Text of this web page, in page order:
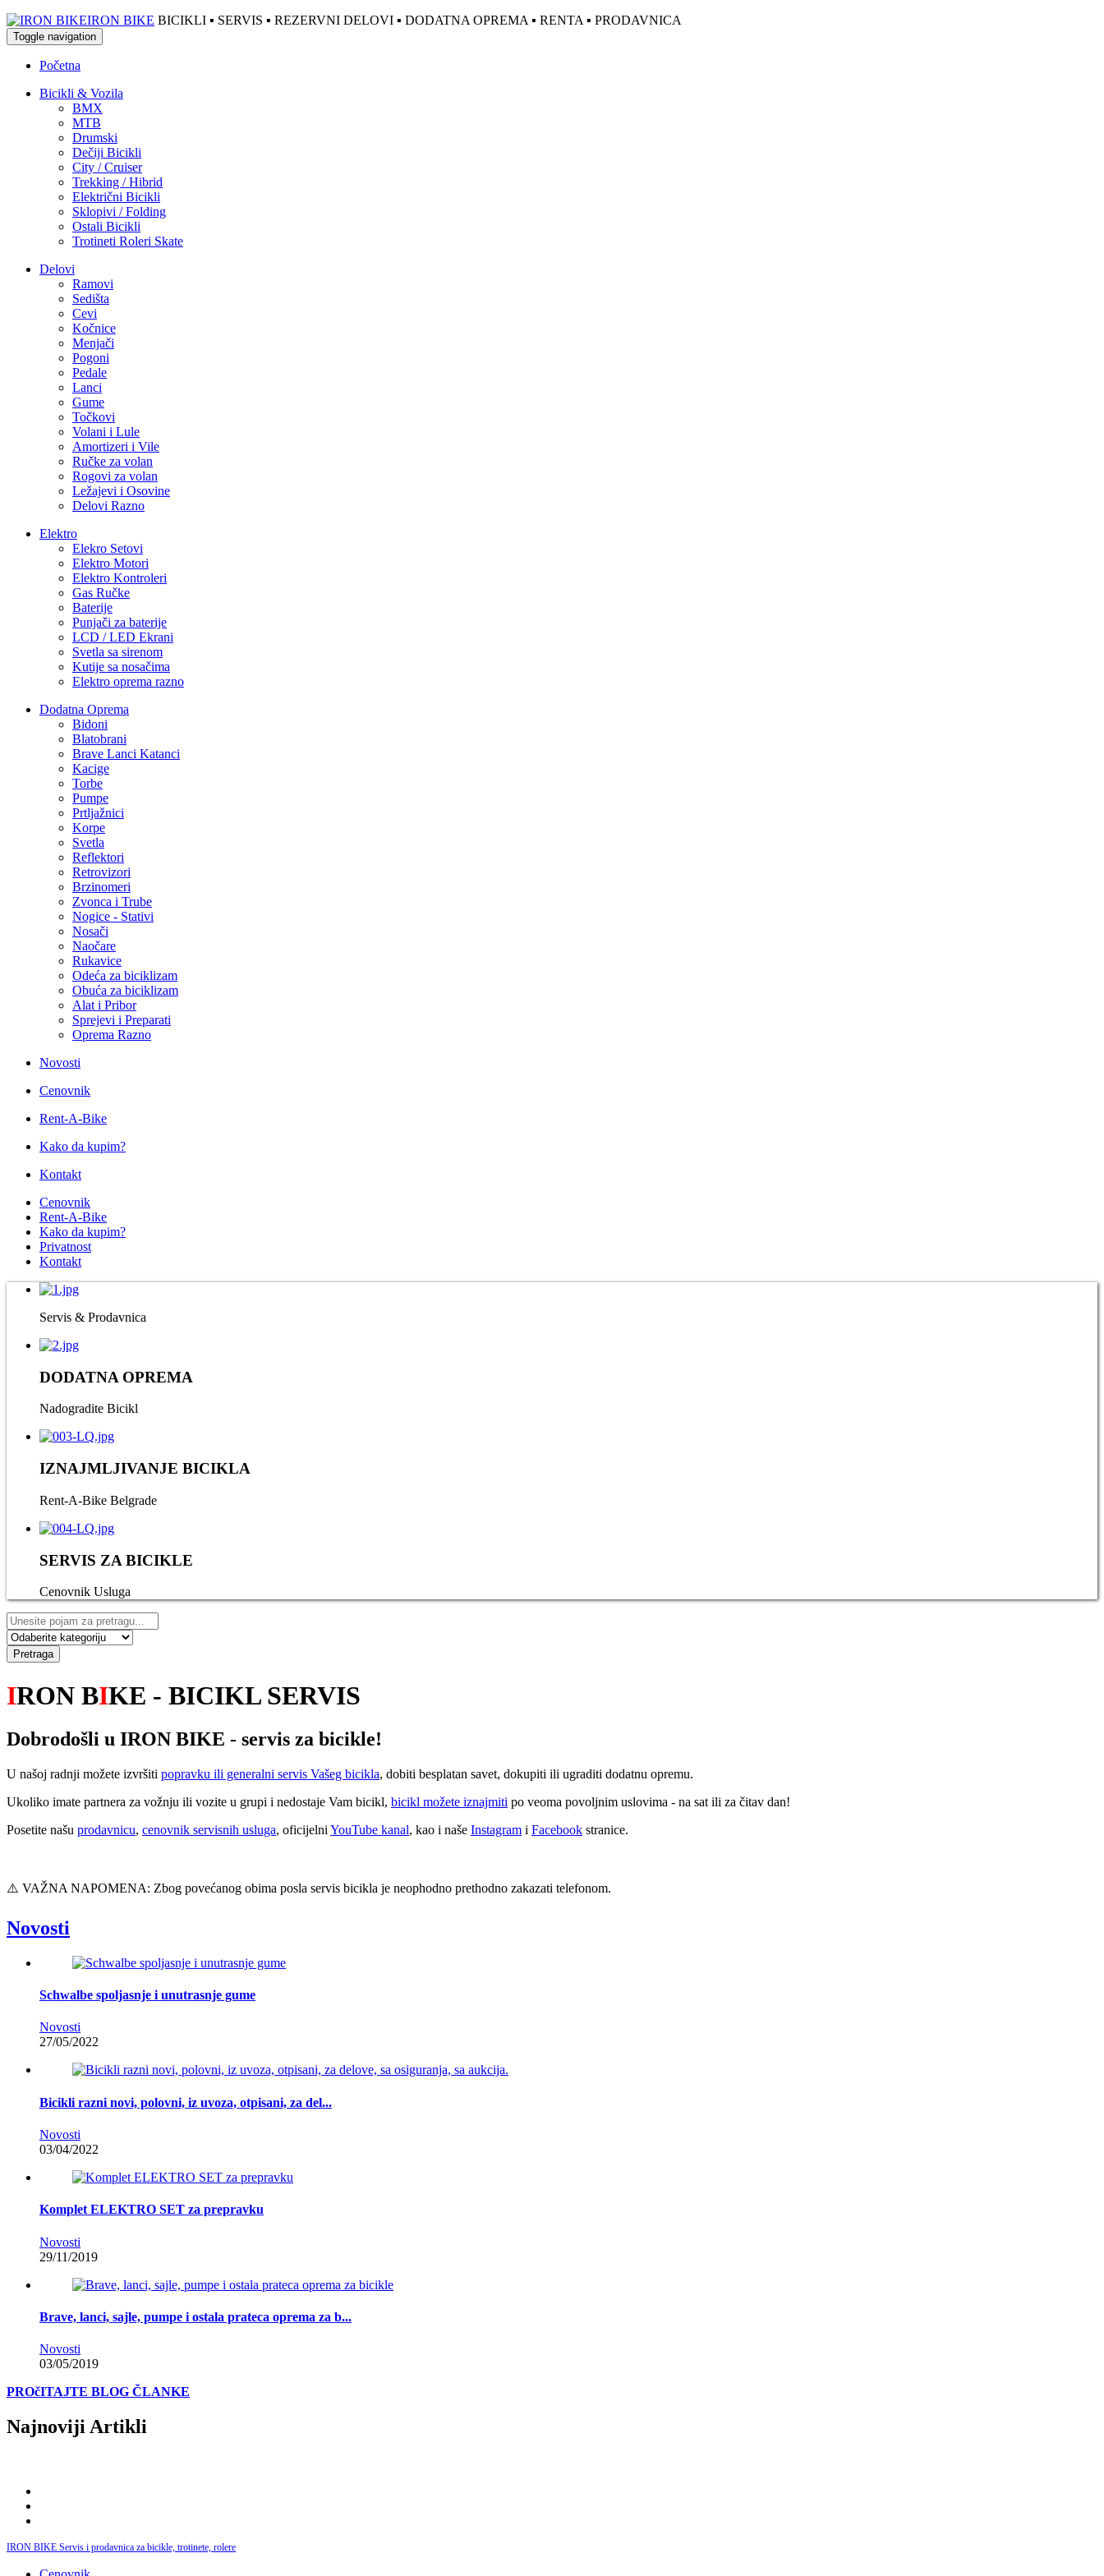
IRON BIKE BICIKLI ▪ SERVIS ▪ REZERVNI DELOVI ▪ DODATNA OPREMA ▪ RENTA ▪ PRODAVNICA
Toggle navigation
Početna
Bicikli & Vozila
BMX
MTB
Drumski
Dečiji Bicikli
City / Cruiser
Trekking / Hibrid
Električni Bicikli
Sklopivi / Folding
Ostali Bicikli
Trotineti Roleri Skate
Delovi
Ramovi
Sedišta
Cevi
Kočnice
Menjači
Pogoni
Pedale
Lanci
Gume
Točkovi
Volani i Lule
Amortizeri i Vile
Ručke za volan
Rogovi za volan
Ležajevi i Osovine
Delovi Razno
Elektro
Elekro Setovi
Elektro Motori
Elektro Kontroleri
Gas Ručke
Baterije
Punjači za baterije
LCD / LED Ekrani
Svetla sa sirenom
Kutije sa nosačima
Elektro oprema razno
Dodatna Oprema
Bidoni
Blatobrani
Brave Lanci Katanci
Kacige
Torbe
Pumpe
Prtljažnici
Korpe
Svetla
Reflektori
Retrovizori
Brzinomeri
Zvonca i Trube
Nogice - Stativi
Nosači
Naočare
Rukavice
Odeća za biciklizam
Obuća za biciklizam
Alat i Pribor
Sprejevi i Preparati
Oprema Razno
Novosti
Cenovnik
Rent-A-Bike
Kako da kupim?
Kontakt
Cenovnik
Rent-A-Bike
Kako da kupim?
Privatnost
Kontakt
Servis & Prodavnica
DODATNA OPREMA
Nadogradite Bicikl
IZNAJMLJIVANJE BICIKLA
Rent-A-Bike Belgrade
SERVIS ZA BICIKLE
Cenovnik Usluga
Pretraga
IRON BIKE - BICIKL SERVIS
Dobrodošli u IRON BIKE - servis za bicikle!
U našoj radnji možete izvršiti popravku ili generalni servis Vašeg bicikla, dobiti besplatan savet, dokupiti ili ugraditi dodatnu opremu.
Ukoliko imate partnera za vožnju ili vozite u grupi i nedostaje Vam bicikl, bicikl možete iznajmiti po veoma povoljnim uslovima - na sat ili za čitav dan!
Posetite našu prodavnicu, cenovnik servisnih usluga, oficijelni YouTube kanal, kao i naše Instagram i Facebook stranice.
⚠️ VAŽNA NAPOMENA: Zbog povećanog obima posla servis bicikla je neophodno prethodno zakazati telefonom.
Novosti
Schwalbe spoljasnje i unutrasnje gume
Novosti
27/05/2022
Bicikli razni novi, polovni, iz uvoza, otpisani, za del...
Novosti
03/04/2022
Komplet ELEKTRO SET za prepravku
Novosti
29/11/2019
Brave, lanci, sajle, pumpe i ostala prateca oprema za b...
Novosti
03/05/2019
PROčITAJTE BLOG ČLANKE
Najnoviji Artikli
IRON BIKE Servis i prodavnica za bicikle, trotinete, rolere